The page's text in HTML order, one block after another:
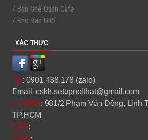
/ Bàn Ghế Quán Cafe
/ Kho Bàn Ghế
XÁC THỰC
Tel : 0901.438.178 (zalo)
Email: cskh.setupnoithat@gmail.com
+ VPGD: 981/2 Phạm Văn Đồng, Linh
TP.HCM
CN2: